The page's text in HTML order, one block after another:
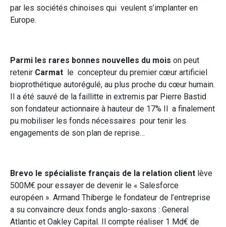
par les sociétés chinoises qui veulent s’implanter en
Europe.
Parmi les rares bonnes nouvelles du mois on peut
retenir Carmat le concepteur du premier cœur artificiel
bioprothétique autorégulé, au plus proche du cœur humain.
Il a été sauvé de la faillitte in extremis par Pierre Bastid
son fondateur actionnaire à hauteur de 17% Il a finalement
pu mobiliser les fonds nécessaires pour tenir les
engagements de son plan de reprise…
Brevo le spécialiste français de la relation client lève
500M€ pour essayer de devenir le « Salesforce
européen ». Armand Thiberge le fondateur de l’entreprise
a su convaincre deux fonds anglo-saxons : General
Atlantic et Oakley Capital. Il compte réaliser 1 Md€ de